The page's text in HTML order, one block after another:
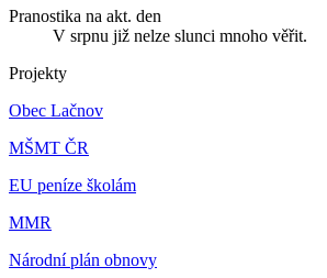
Pranostika na akt. den
V srpnu již nelze slunci mnoho věřit.
Projekty
Obec Lačnov
MŠMT ČR
EU peníze školám
MMR
Národní plán obnovy